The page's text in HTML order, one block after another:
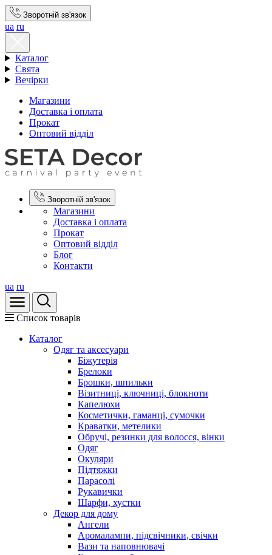
Зворотній зв'язок
ua ru
Каталог
Свята
Вечірки
Магазини
Доставка і оплата
Прокат
Оптовий відділ
Зворотній зв'язок
Магазини
Доставка і оплата
Прокат
Оптовий відділ
Блог
Контакти
ua ru
Список товарів
Каталог
Oдяг та аксесуари
Біжутерія
Брелоки
Брошки, шпильки
Візитниці, ключниці, блокноти
Капелюхи
Косметички, гаманці, сумочки
Краватки, метелики
Обручі, резинки для волосся, вінки
Одяг
Окуляри
Підтяжки
Парасолі
Рукавички
Шарфи, хустки
Декор для дому
Ангели
Аромалампи, підсвічники, свічки
Вази та наповнювачі